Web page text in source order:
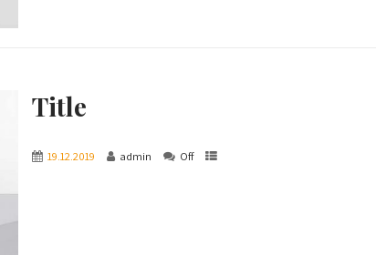
Title
19.12.2019 admin Off